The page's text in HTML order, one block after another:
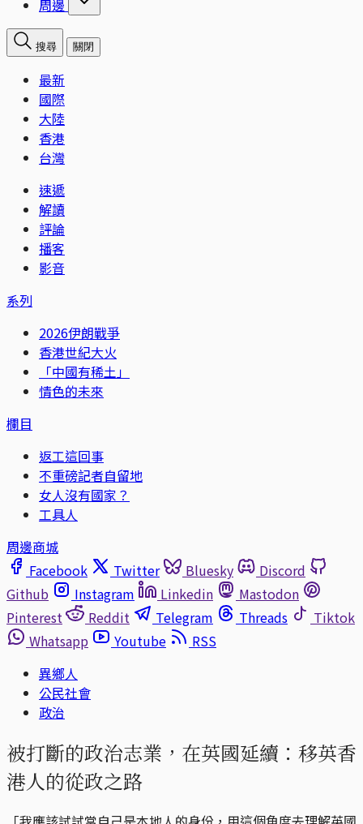
周邊
搜尋 關閉
最新
國際
大陸
香港
台灣
速遞
解讀
評論
播客
影音
系列
2026伊朗戰爭
香港世紀大火
「中國有稀土」
情色的未來
欄目
返工這回事
不重磅記者自留地
女人沒有國家？
工具人
周邊商城
Facebook
Twitter Bluesky
Discord
Github
Instagram Linkedin
Mastodon
Pinterest
Reddit Telegram Threads
Tiktok
Whatsapp
Youtube
RSS
異鄉人
公民社會
政治
被打斷的政治志業，在英國延續：移英香
港人的從政之路